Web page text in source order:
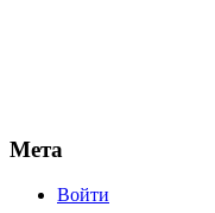
Мета
Войти